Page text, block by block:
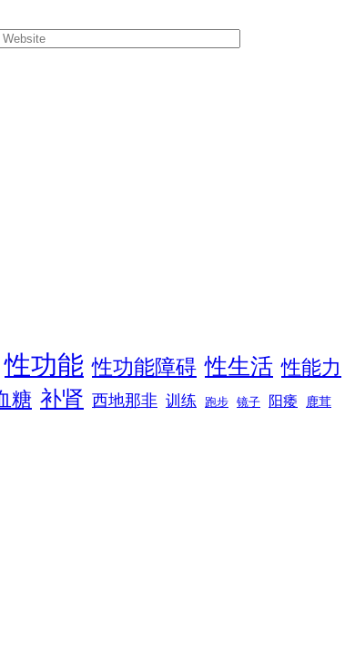
性功能 性功能障碍 性生活 性能力
糖 补肾 西地那非 训练 跑步 镜子 阳痿 鹿茸